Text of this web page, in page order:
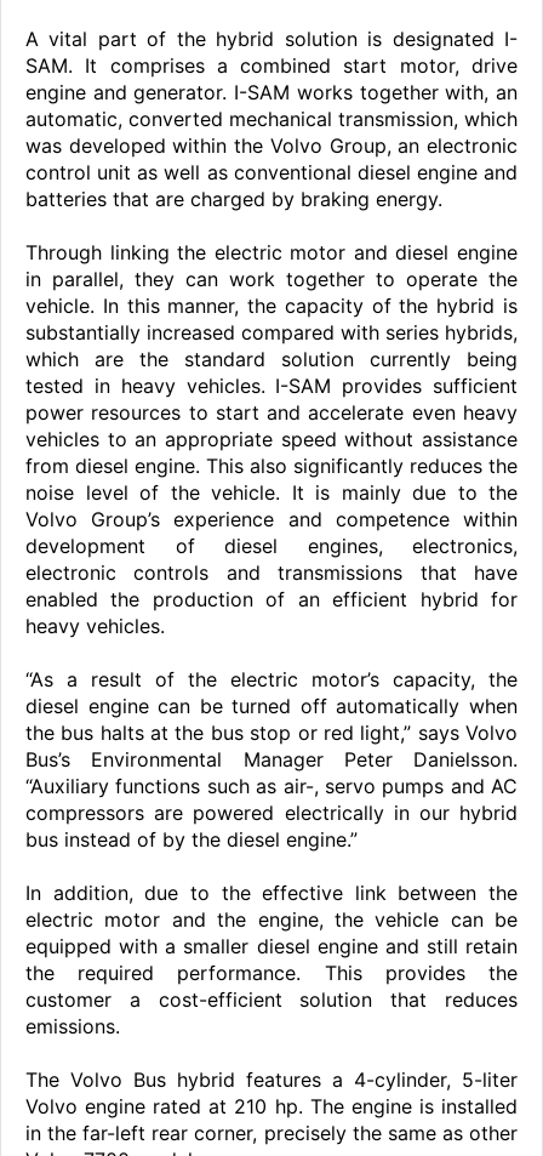
A vital part of the hybrid solution is designated I-
SAM. It comprises a combined start motor, drive
engine and generator. I-SAM works together with, an
automatic, converted mechanical transmission, which
was developed within the Volvo Group, an electronic
control unit as well as conventional diesel engine and
batteries that are charged by braking energy.
Through linking the electric motor and diesel engine
in parallel, they can work together to operate the
vehicle. In this manner, the capacity of the hybrid is
substantially increased compared with series hybrids,
which are the standard solution currently being
tested in heavy vehicles. I-SAM provides sufficient
power resources to start and accelerate even heavy
vehicles to an appropriate speed without assistance
from diesel engine. This also significantly reduces the
noise level of the vehicle. It is mainly due to the
Volvo Group’s experience and competence within
development of diesel engines, electronics,
electronic controls and transmissions that have
enabled the production of an efficient hybrid for
heavy vehicles.
“As a result of the electric motor’s capacity, the
diesel engine can be turned off automatically when
the bus halts at the bus stop or red light,” says Volvo
Bus’s Environmental Manager Peter Danielsson.
“Auxiliary functions such as air-, servo pumps and AC
compressors are powered electrically in our hybrid
bus instead of by the diesel engine.”
In addition, due to the effective link between the
electric motor and the engine, the vehicle can be
equipped with a smaller diesel engine and still retain
the required performance. This provides the
customer a cost-efficient solution that reduces
emissions.
The Volvo Bus hybrid features a 4-cylinder, 5-liter
Volvo engine rated at 210 hp. The engine is installed
in the far-left rear corner, precisely the same as other